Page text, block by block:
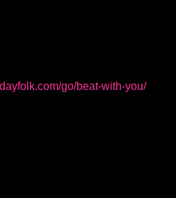
go/beat-with-you/